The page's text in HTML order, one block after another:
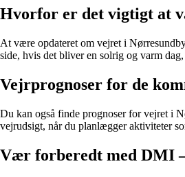
Hvorfor er det vigtigt at
At være opdateret om vejret i
side, hvis det bliver en solrig og varm
Vejrprognoser for de
Du kan også finde prognoser for vejret i
vejrudsigt, når du planlægger aktiviteter
Vær forberedt med DMI